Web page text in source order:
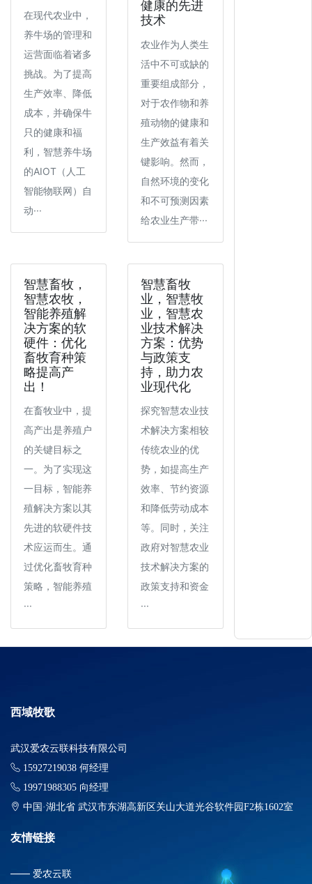
在现代农业中，
养牛场的管理和
运营面临着诸多
挑战。为了提高
生产效率、降低
成本，并确保牛
只的健康和福
利，智慧养牛场
的AIOT（人工
智能物联网）自
动···
健康的先进
技术
农业作为人类生
活中不可或缺的
重要组成部分，
对于农作物和养
殖动物的健康和
生产效益有着关
键影响。然而，
自然环境的变化
和不可预测因素
给农业生产带···
智慧畜牧，
智慧农牧，
智能养殖解
决方案的软
硬件：优化
畜牧育种策
略提高产
出！
在畜牧业中，提
高产出是养殖户
的关键目标之
一。为了实现这
一目标，智能养
殖解决方案以其
先进的软硬件技
术应运而生。通
过优化畜牧育种
策略，智能养殖
···
智慧畜牧
业，智慧牧
业，智慧农
业技术解决
方案：优势
与政策支
持，助力农
业现代化
探究智慧农业技
术解决方案相较
传统农业的优
势，如提高生产
效率、节约资源
和降低劳动成本
等。同时，关注
政府对智慧农业
技术解决方案的
政策支持和资金
···
西域牧歌
武汉爱农云联科技有限公司
15927219038 何经理
19971988305 向经理
中国·湖北省 武汉市东湖高新区关山大道光谷软件园F2栋1602室
友情链接
—— 爱农云联